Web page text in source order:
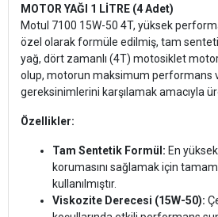
MOTOR YAĞI 1 LİTRE (4 Adet)
Motul 7100 15W-50 4T, yüksek
özel olarak formüle edilmiş, tam
yağ, dört zamanlı (4T) motosiklet
olup, motorun maksimum performans
gereksinimlerini karşılamak amacıyla
Özellikler:
Tam Sentetik Formül: En
korumasını sağlamak için
kullanılmıştır.
Viskozite Derecesi (15W-50):